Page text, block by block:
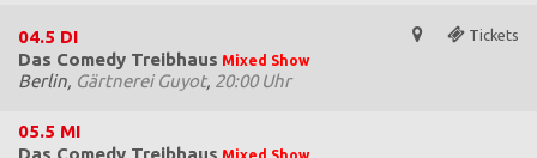
Tickets
04.5 DI
Das Comedy Treibhaus Mixed Show
Berlin, Gärtnerei Guyot, 20:00 Uhr
05.5 MI